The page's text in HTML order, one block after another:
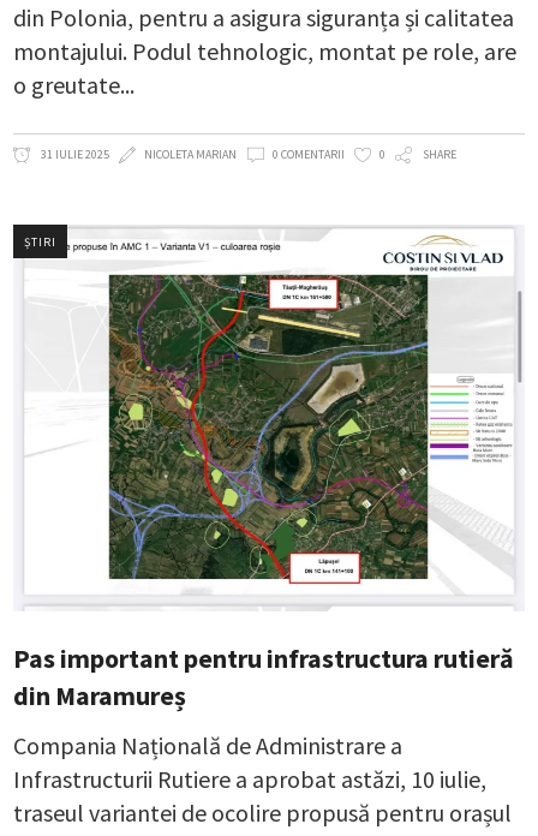
din Polonia, pentru a asigura siguranța și calitatea
montajului. Podul tehnologic, montat pe role, are
o greutate
31 IULIE 2025 NICOLETA MARIAN 0 COMENTARII 0 SHARE
ȘTIRI
Pas important pentru infrastructura rutieră
din Maramureș
Compania Națională de Administrare a
Infrastructurii Rutiere a aprobat astăzi, 10 iulie,
traseul variantei de ocolire propusă pentru orașul